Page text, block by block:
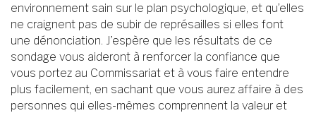
environnement sain sur le plan psychologique, et qu’elles
ne craignent pas de subir de représailles si elles font
une dénonciation. J’espère que les résultats de ce
sondage vous aideront à renforcer la confiance que
vous portez au Commissariat et à vous faire entendre
plus facilement, en sachant que vous aurez affaire à des
personnes qui elles-mêmes comprennent la valeur et